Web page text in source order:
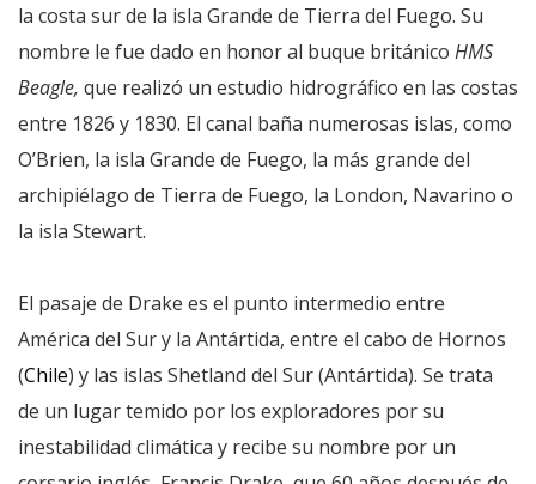
la costa sur de la isla Grande de Tierra del Fuego. Su
nombre le fue dado en honor al buque británico HMS
Beagle, que realizó un estudio hidrográfico en las costas
entre 1826 y 1830. El canal baña numerosas islas, como
O’Brien, la isla Grande de Fuego, la más grande del
archipiélago de Tierra de Fuego, la London, Navarino o
la isla Stewart.
El pasaje de Drake es el punto intermedio entre
América del Sur y la Antártida, entre el cabo de Hornos
(Chile) y las islas Shetland del Sur (Antártida). Se trata
de un lugar temido por los exploradores por su
inestabilidad climática y recibe su nombre por un